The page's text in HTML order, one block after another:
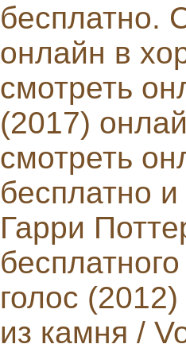
бесплатно.
онлайн в
смотреть
(2017)
смотреть
бесплатно
Гарри
голос
из камня /